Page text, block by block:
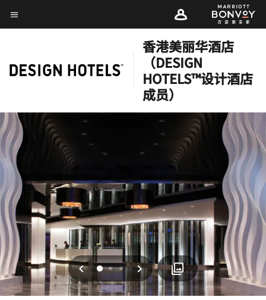
Skip
to菜单文本
香港美丽华酒店
（DESIGN
HOTELS™设计酒店
成员）
上一页
012 下一页